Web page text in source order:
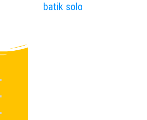
batik solo